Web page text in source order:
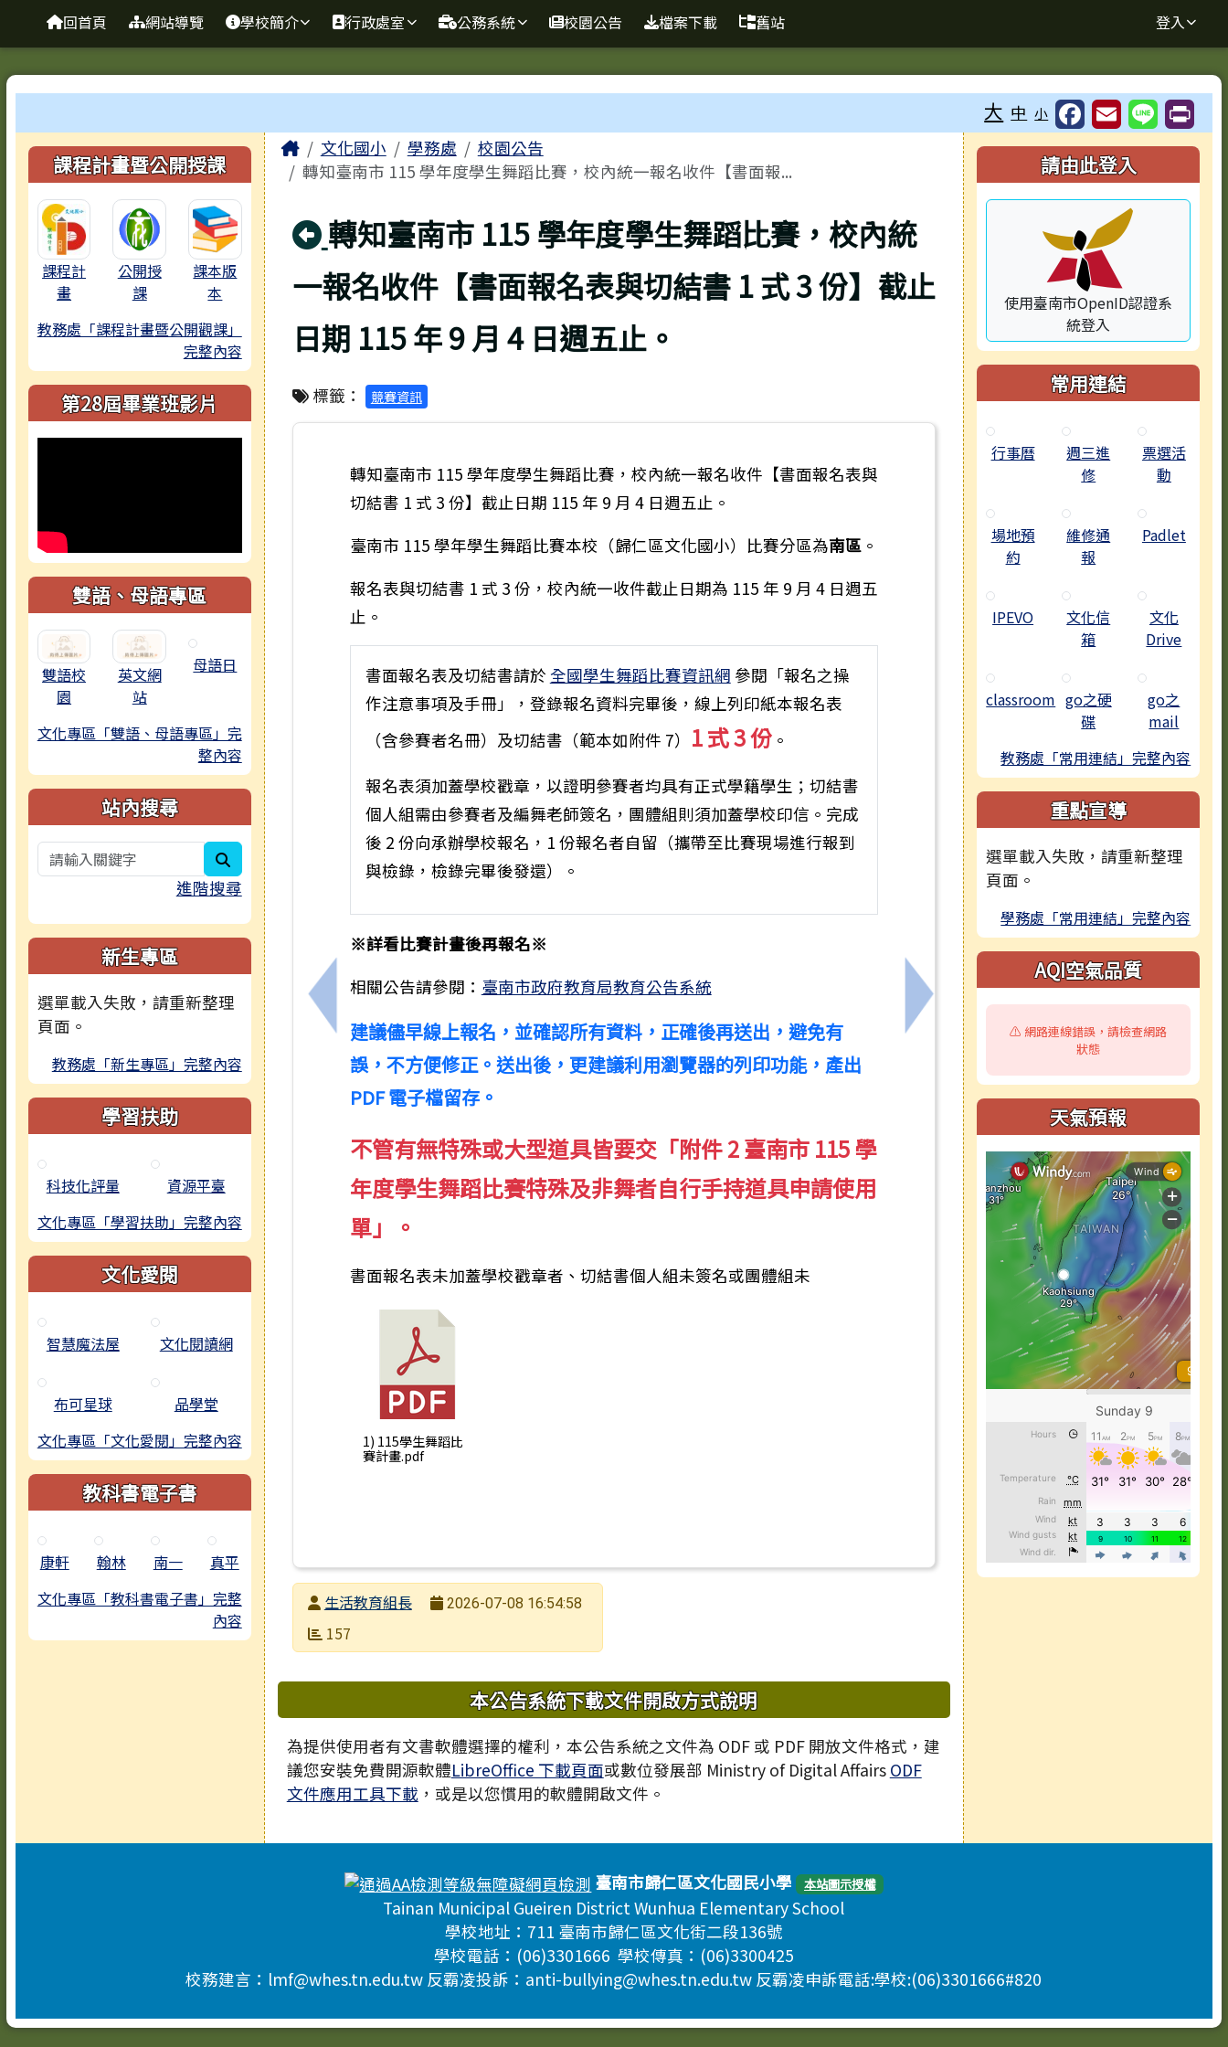
跳至主內容區
臺南市歸仁區文化國小全球資訊站
導覽列
回首頁 網站導覽 學校簡介 行政處室 公務系統 校園公告 檔案下載 舊站 登入
⏸
大 中 小
左邊區域內容
課程計畫暨公開授課
課程計
畫
公開授
課
課本版
本
教務處「課程計畫暨公開觀課」
完整內容
第28屆畢業班影片
雙語、母語專區
雙語校
園
英文網
站
母語日
文化專區「雙語、母語專區」完
整內容
站內搜尋
search
進階搜尋
新生專區
選單載入失敗，請重新整理
頁面。
教務處「新生專區」完整內容
學習扶助
科技化評量
資源平臺
文化專區「學習扶助」完整內容
文化愛閱
智慧魔法屋 文化閱讀網
布可星球
品學堂
文化專區「文化愛閱」完整內容
教科書電子書
康軒 翰林 南一
真平
文化專區「教科書電子書」完整
內容
主內容區域
Home文化國小 學務處
校園公告
轉知臺南市 115 學年度學生舞蹈比賽，校內統一報名收件【書面報...
回上頁
轉知臺南市 115 學年度學生舞蹈比賽，校內統
一報名收件【書面報名表與切結書 1 式 3 份】截止
日期 115 年 9 月 4 日週五止。
標籤： 競賽資訊
上一筆：轉知本市教育局暑期電子煙防制宣導，請參閱以提升辨識能力。
轉知臺南市 115 學年度學生舞蹈比賽，校內統一報名收件【書面報名表與
切結書 1 式 3 份】截止日期 115 年 9 月 4 日週五止。
臺南市 115 學年學生舞蹈比賽本校（歸仁區文化國小）比賽分區為南區。
報名表與切結書 1 式 3 份，校內統一收件截止日期為 115 年 9 月 4 日週五
止。
書面報名表及切結書請於 全國學生舞蹈比賽資訊網 參閱「報名之操
作注意事項及手冊」，登錄報名資料完畢後，線上列印紙本報名表
（含參賽者名冊）及切結書（範本如附件 7） 1 式 3 份。
報名表須加蓋學校戳章，以證明參賽者均具有正式學籍學生；切結書
個人組需由參賽者及編舞老師簽名，團體組則須加蓋學校印信。完成
後 2 份向承辦學校報名，1 份報名者自留（攜帶至比賽現場進行報到
與檢錄，檢錄完畢後發還）。
※詳看比賽計畫後再報名※
相關公告請參閱： 臺南市政府教育局教育公告系統
建議儘早線上報名，並確認所有資料，正確後再送出，避免有
誤，不方便修正。送出後，更建議利用瀏覽器的列印功能，產出
PDF 電子檔留存。
不管有無特殊或大型道具皆要交「附件 2 臺南市 115 學
年度學生舞蹈比賽特殊及非舞者自行手持道具申請使用
單」。
書面報名表未加蓋學校戳章者、切結書個人組未簽名或團體組未
1) 115學生舞蹈比
賽計畫.pdf
下一筆：轉知臺南市115年度國民中小學
發布者生活教育組長
發布日期
2026-07-08 16:54:58
瀏覽次數
157
下中區域內容 本公告系統下載文件開啟方式說明
為提供使用者有文書軟體選擇的權利，本公告系統之文件為 ODF 或 PDF 開放文件格式，建
議您安裝免費開源軟體LibreOffice 下載頁面或數位發展部 Ministry of Digital Affairs ODF
文件應用工具下載 ，或是以您慣用的軟體開啟文件。
右邊區域內容
請由此登入
使用臺南市OpenID認證系
統登入
常用連結
行事曆
週三進
修
票選活
動
場地預
約
維修通
報
Padlet
IPEVO
文化信
箱
文化
Drive
classroom go之硬
碟
go之
mail
教務處「常用連結」完整內容
重點宣導
選單載入失敗，請重新整理
頁面。
學務處「常用連結」完整內容
AQI空氣品質
⚠️ 網路連線錯誤，請檢查網路
狀態
天氣預報
頁尾區域
臺南市歸仁區文化國民小學 本站圖示授權
Tainan Municipal Gueiren District Wunhua Elementary School
學校地址：711 臺南市歸仁區文化街二段136號
學校電話：(06)3301666 學校傳真：(06)3300425
校務建言：lmf@whes.tn.edu.tw 反霸凌投訴：anti-bullying@whes.tn.edu.tw 反霸凌申訴電話:學校:(06)3301666#820